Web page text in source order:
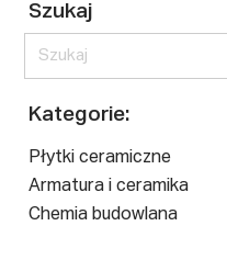
Szukaj
Kategorie:
Płytki ceramiczne
Armatura i ceramika
Chemia budowlana